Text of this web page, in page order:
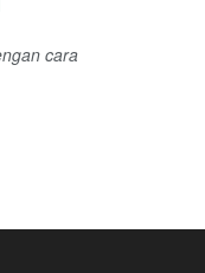
cara